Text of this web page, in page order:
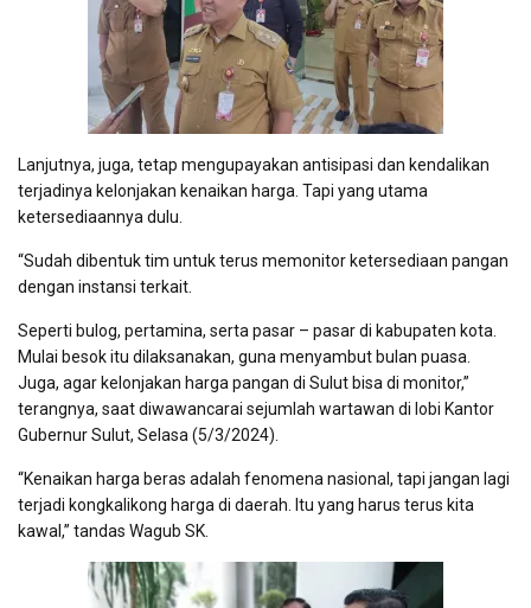
Lanjutnya, juga, tetap mengupayakan antisipasi dan kendalikan
terjadinya kelonjakan kenaikan harga. Tapi yang utama
ketersediaannya dulu.
“Sudah dibentuk tim untuk terus memonitor ketersediaan pangan
dengan instansi terkait.
Seperti bulog, pertamina, serta pasar – pasar di kabupaten kota.
Mulai besok itu dilaksanakan, guna menyambut bulan puasa.
Juga, agar kelonjakan harga pangan di Sulut bisa di monitor,”
terangnya, saat diwawancarai sejumlah wartawan di lobi Kantor
Gubernur Sulut, Selasa (5/3/2024).
“Kenaikan harga beras adalah fenomena nasional, tapi jangan lagi
terjadi kongkalikong harga di daerah. Itu yang harus terus kita
kawal,” tandas Wagub SK.